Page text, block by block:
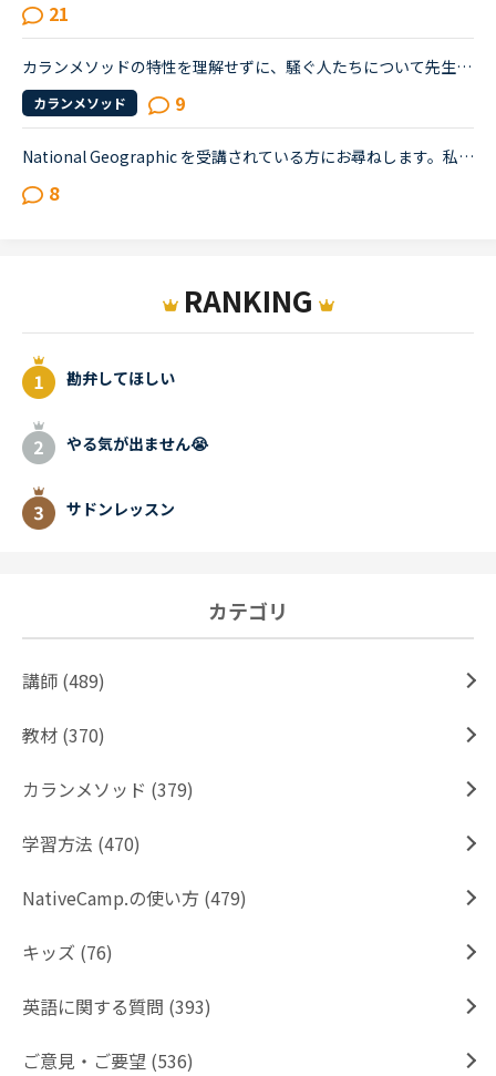
21
カランメソッドの特性を理解せずに、騒ぐ人たちについて先生方のレビューを見ていると、カランの進め方について苦言を呈しているレビューが目立つように思いました。これについて、個人的には「それは、生徒の方...
カランメソッド 9
National Geographic を受講されている方にお尋ねします。私はNC入会して約1年半、メインで受講しているのはカランメソッドで、ほぼ毎日受講しています。それ以外には不定期で、世界一周旅行、TOEIC600、スタサプ...
8
RANKING
勘弁してほしい
やる気が出ません😭
サドンレッスン
カテゴリ
講師 (489)
教材 (370)
カランメソッド (379)
学習方法 (470)
NativeCamp.の使い方 (479)
キッズ (76)
英語に関する質問 (393)
ご意見・ご要望 (536)